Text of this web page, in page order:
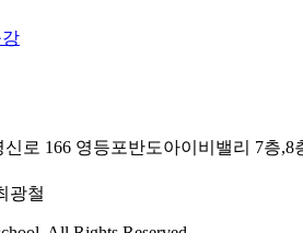
로 166 영등포반도아이비밸리 7층,8
광철